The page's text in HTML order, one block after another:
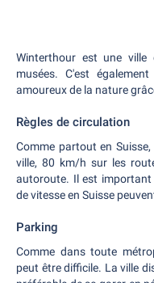
Winterthour est une
musées. C'est
amoureux de la nature
Règles de circulation
Comme partout en
ville, 80 km/h sur les
autoroute. Il est important
de vitesse en Suisse
Parking
Comme dans toute
peut être difficile. La ville